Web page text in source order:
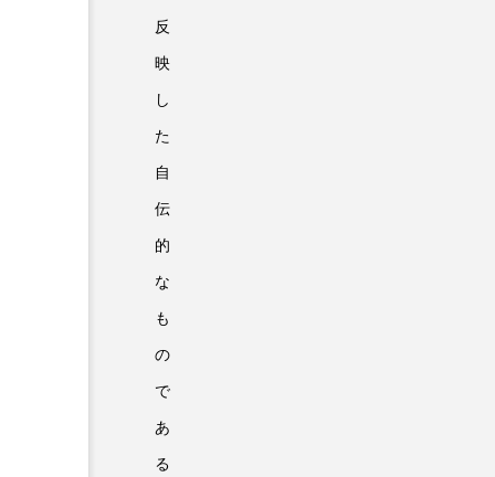
反
映
し
た
自
伝
的
な
も
の
で
あ
る